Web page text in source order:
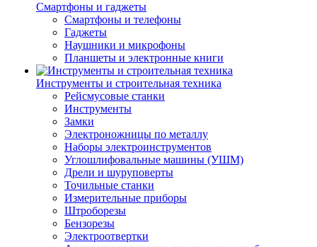
Смартфоны и гаджеты
Смартфоны и телефоны
Гаджеты
Наушники и микрофоны
Планшеты и электронные книги
Инструменты и строительная техника
Рейсмусовые станки
Инструменты
Замки
Электроножницы по металлу
Наборы электроинструментов
Углошлифовальные машины (УШМ)
Дрели и шуруповерты
Точильные станки
Измерительные приборы
Штроборезы
Бензорезы
Электроотвертки